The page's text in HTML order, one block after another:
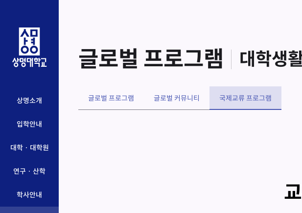
상명소개
입학안내
대학 · 대학원
연구 · 산학
학사안내
글로벌 프로그램 대학생
글로벌 프로그램 글로벌 커뮤니티 국제교류 프로그램